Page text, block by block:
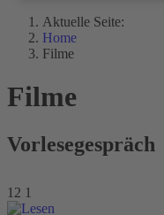
Aktuelle Seite:
Home
Filme
Filme
Vorlesegespräch
12 1